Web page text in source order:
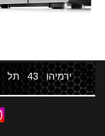
ירמיהו 43 תל אביב